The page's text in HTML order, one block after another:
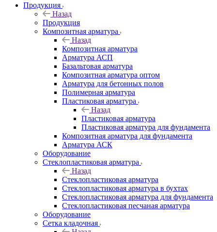
Продукция
Назад
Продукция
Композитная арматура
Назад
Композитная арматура
Арматура АСП
Базальтовая арматура
Композитная арматура оптом
Арматура для бетонных полов
Полимерная арматура
Пластиковая арматура
Назад
Пластиковая арматура
Пластиковая арматура для фундамента
Композитная арматура для фундамента
Арматура АСК
Оборудование
Cтеклопластиковая арматура
Назад
Cтеклопластиковая арматура
Стеклопластиковая арматура в бухтах
Стеклопластиковая арматура для фундамента
Стеклопластиковая песчаная арматура
Оборудование
Сетка кладочная